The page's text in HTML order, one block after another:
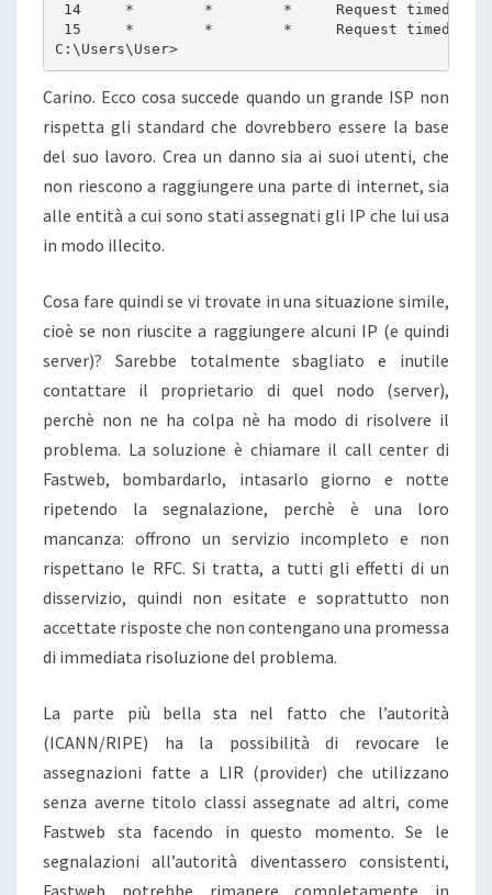
14     *        *        *     Request timed
15     *        *        *     Request timed
C:\Users\User>
Carino. Ecco cosa succede quando un grande ISP non
rispetta gli standard che dovrebbero essere la base
del suo lavoro. Crea un danno sia ai suoi utenti, che
non riescono a raggiungere una parte di internet, sia
alle entità a cui sono stati assegnati gli IP che lui usa
in modo illecito.
Cosa fare quindi se vi trovate in una situazione simile,
cioè se non riuscite a raggiungere alcuni IP (e quindi
server)? Sarebbe totalmente sbagliato e inutile
contattare il proprietario di quel nodo (server),
perchè non ne ha colpa nè ha modo di risolvere il
problema. La soluzione è chiamare il call center di
Fastweb, bombardarlo, intasarlo giorno e notte
ripetendo la segnalazione, perchè è una loro
mancanza: offrono un servizio incompleto e non
rispettano le RFC. Si tratta, a tutti gli effetti di un
disservizio, quindi non esitate e soprattutto non
accettate risposte che non contengano una promessa
di immediata risoluzione del problema.
La parte più bella sta nel fatto che l’autorità
(ICANN/RIPE) ha la possibilità di revocare le
assegnazioni fatte a LIR (provider) che utilizzano
senza averne titolo classi assegnate ad altri, come
Fastweb sta facendo in questo momento. Se le
segnalazioni all’autorità diventassero consistenti,
Fastweb potrebbe rimanere completamente in